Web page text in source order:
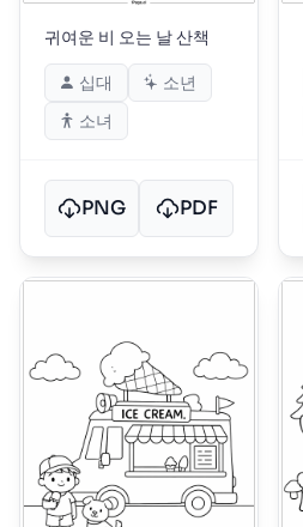
귀여운 비 오는 날 산책
십대
소년
소녀
PNG PDF